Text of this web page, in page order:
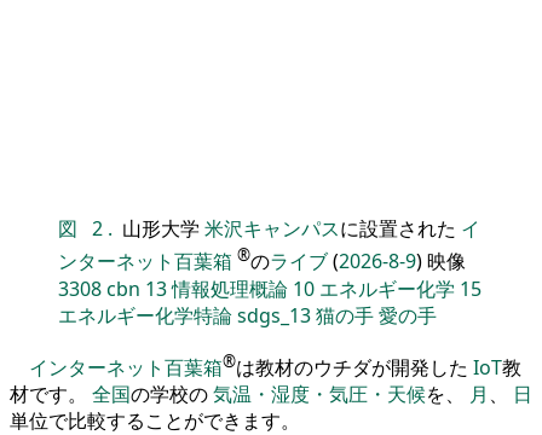
図 2 . 山形大学 米沢キャンパスに設置された イ
ンターネット百葉箱 ®のライブ(2026-8-9) 映像
3308cbn 13情報処理概論 10 エネルギー化学 15
エネルギー化学特論sdgs_13猫の手愛の手
インターネット百葉箱®は教材のウチダが開発した IoT教
材です。 全国の学校の気温・湿度・気圧・天候を、 月 、 日
単位で比較することができます。